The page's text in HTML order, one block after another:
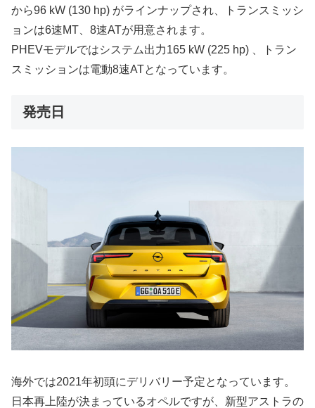
から96 kW (130 hp) がラインナップされ、トランスミッシ
ョンは6速MT、8速ATが用意されます。
PHEVモデルではシステム出力165 kW (225 hp) 、トラン
スミッションは電動8速ATとなっています。
発売日
海外では2021年初頭にデリバリー予定となっています。
日本再上陸が決まっているオペルですが、新型アストラの